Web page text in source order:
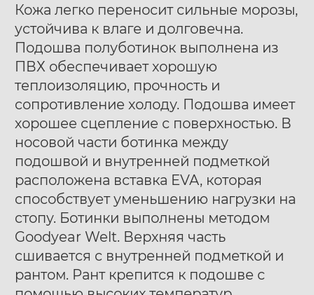
Кожа легко переносит сильные морозы,
устойчива к влаге и долговечна.
Подошва полуботинок выполнена из
ПВХ обеспечивает хорошую
теплоизоляцию, прочность и
сопротивление холоду. Подошва имеет
хорошее сцепление с поверхностью. В
носовой части ботинка между
подошвой и внутренней подметкой
расположена вставка EVA, которая
способствует уменьшению нагрузки на
стопу. Ботинки выполнены методом
Goodyear Welt. Верхняя часть
сшивается с внутренней подметкой и
рантом. Рант крепится к подошве с